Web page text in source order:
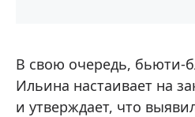
В свою очередь, бьюти-
Ильина настаивает на
и утверждает, что